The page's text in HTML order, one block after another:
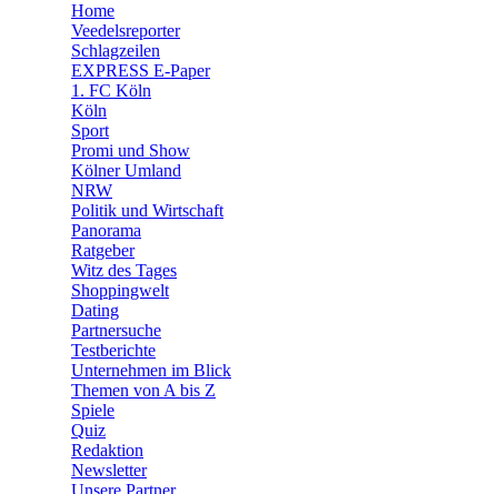
Home
Veedelsreporter
Schlagzeilen
EXPRESS E-Paper
1. FC Köln
Köln
Sport
Promi und Show
Kölner Umland
NRW
Politik und Wirtschaft
Panorama
Ratgeber
Witz des Tages
Shoppingwelt
Dating
Partnersuche
Testberichte
Unternehmen im Blick
Themen von A bis Z
Spiele
Quiz
Redaktion
Newsletter
Unsere Partner